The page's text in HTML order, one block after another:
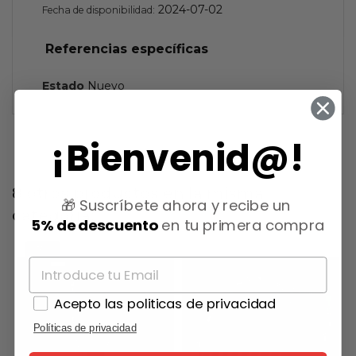
Fecha de disponibilidad: 2024-07-02
Referencias específicas
Estado Nuevo
8 otros productos en la misma
categoría:
¡Bienvenid@!
🎁 Suscríbete ahora y recibe un
5% de descuentoen tu primera compra
Acepto las politicas de privacidad
Políticas de privacidad